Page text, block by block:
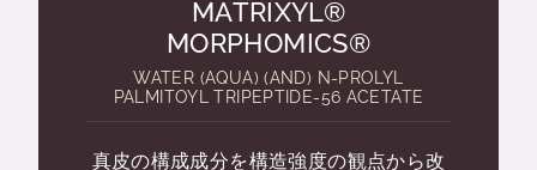
MATRIXYL®
MORPHOMICS®
WATER (AQUA) (AND) N-PROLYL
PALMITOYL TRIPEPTIDE-56 ACETATE
真皮の構成成分を構造強度の観点から改